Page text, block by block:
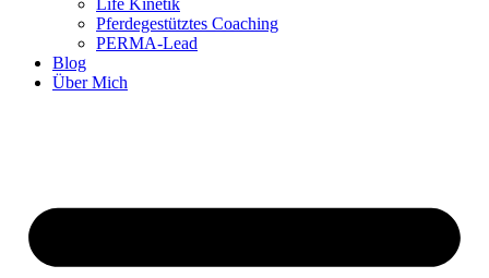
Life Kinetik
Pferdegestütztes Coaching
PERMA-Lead
Blog
Über Mich